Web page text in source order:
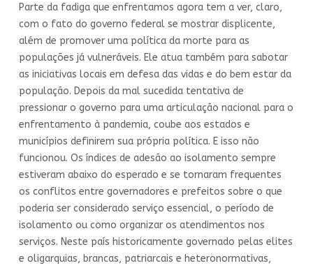
Parte da fadiga que enfrentamos agora tem a ver, claro,
com o fato do governo federal se mostrar displicente,
além de promover uma política da morte para as
populações já vulneráveis. Ele atua também para sabotar
as iniciativas locais em defesa das vidas e do bem estar da
população. Depois da mal sucedida tentativa de
pressionar o governo para uma articulação nacional para o
enfrentamento à pandemia, coube aos estados e
municípios definirem sua própria política. E isso não
funcionou. Os índices de adesão ao isolamento sempre
estiveram abaixo do esperado e se tornaram frequentes
os conflitos entre governadores e prefeitos sobre o que
poderia ser considerado serviço essencial, o período de
isolamento ou como organizar os atendimentos nos
serviços. Neste país historicamente governado pelas elites
e oligarquias, brancas, patriarcais e heteronormativas,